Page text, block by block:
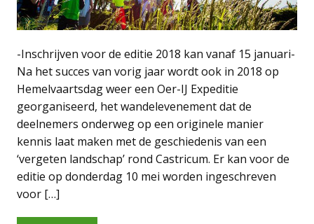
-Inschrijven voor de editie 2018 kan vanaf 15 januari-
Na het succes van vorig jaar wordt ook in 2018 op
Hemelvaartsdag weer een Oer-IJ Expeditie
georganiseerd, het wandelevenement dat de
deelnemers onderweg op een originele manier
kennis laat maken met de geschiedenis van een
‘vergeten landschap’ rond Castricum. Er kan voor de
editie op donderdag 10 mei worden ingeschreven
voor […]